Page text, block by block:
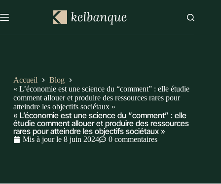
Accueil
Blog
« L’économie est une science du “comment” : elle étudie
comment allouer et produire des ressources rares pour
atteindre les objectifs sociétaux »
« L’économie est une science du “comment” : elle
étudie comment allouer et produire des ressources
rares pour atteindre les objectifs sociétaux »
Mis à jour le 8 juin 2024 0 commentaires